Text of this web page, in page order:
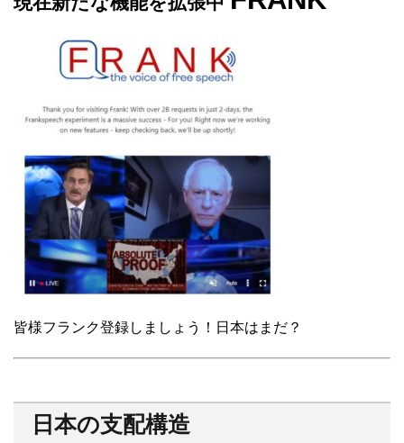
皆様フランク登録しましょう！日本はまだ？
日本の支配構造